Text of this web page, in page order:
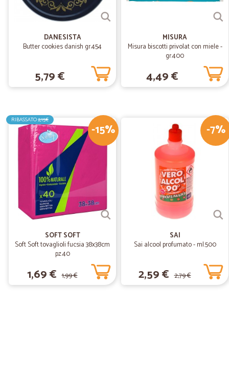
DANESISTA
Butter cookies danish gr.454
5,79 €
MISURA
Misura biscotti privolat con miele -
gr.400
4,49 €
-15%
RIBASSATO2,15€
SOFT SOFT
Soft Soft tovaglioli fucsia 38x38cm
pz.40
1,69 € 1,99 €
-7%
SAI
Sai alcool profumato - ml.500
2,59 € 2,79 €